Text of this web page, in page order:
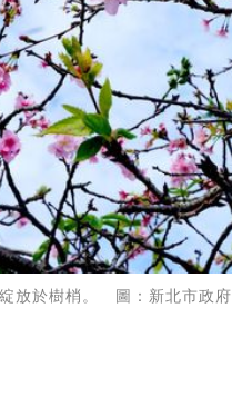
放於樹梢。 圖：新北市政